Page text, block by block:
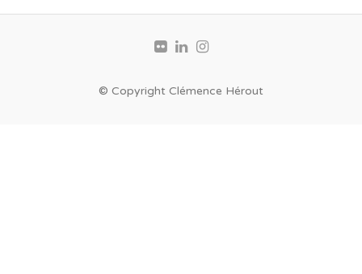
© Copyright Clémence Hérout